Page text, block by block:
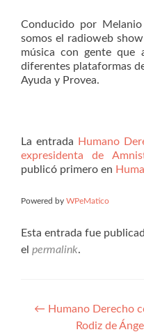
Conducido por
somos el radioweb
música con gente que
diferentes plataformas
Ayuda y Provea.
La entrada
Humano
expresidenta de
publicó primero en
Powered by WPeMatico
Esta entrada fue
el permalink.
Navegación
← Humano Derecho
Rodiz de